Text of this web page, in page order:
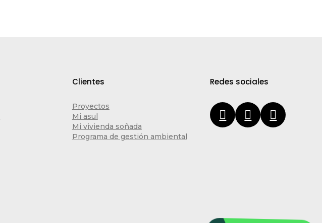
Clientes
Proyectos
Mi asul
Mi vivienda soñada
Programa de gestión ambiental
Redes sociales